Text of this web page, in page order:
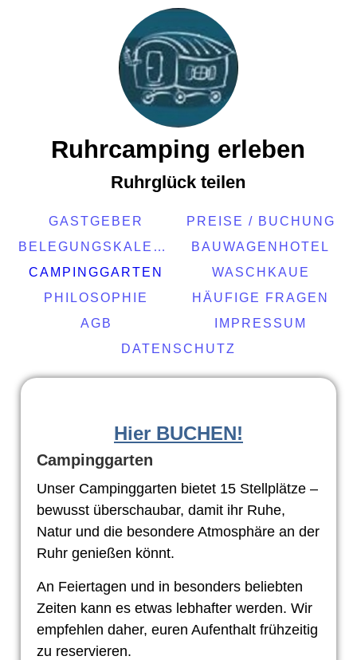
Ruhrcamping erleben
Ruhrglück teilen
GASTGEBER
PREISE / BUCHUNG
BELEGUNGSKALENDER
BAUWAGENHOTEL
CAMPINGGARTEN
WASCHKAUE
PHILOSOPHIE
HÄUFIGE FRAGEN
AGB
IMPRESSUM
DATENSCHUTZ
Hier BUCHEN!
Campinggarten
Unser Campinggarten bietet 15 Stellplätze –
bewusst überschaubar, damit ihr Ruhe,
Natur und die besondere Atmosphäre an der
Ruhr genießen könnt.
An Feiertagen und in besonders beliebten
Zeiten kann es etwas lebhafter werden. Wir
empfehlen daher, euren Aufenthalt frühzeitig
zu reservieren.